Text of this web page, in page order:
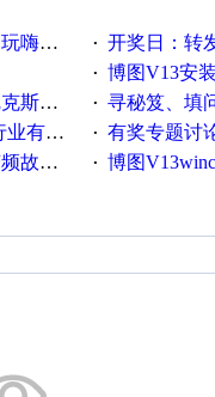
日！ · 开奖日：转发工控
· 博图V13安装循环
即得 · 寻秘笈、填
来袭！ · 有奖专题讨论：伺
决的！ · 博图V13wincc中